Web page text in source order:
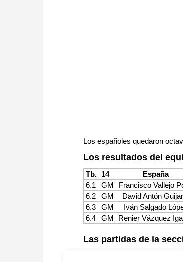
Los españoles quedaron
Los resultados del
Tb. 14 España
6.1
GM Francisco Vallejo
6.2
GM David Antón
6.3
GM Iván Salgado
6.4
GM Renier Vázquez
Las partidas de la